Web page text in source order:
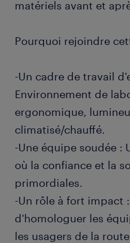
matériels avant et
Pourquoi rejoindre
-Un cadre de travail
Environnement de
ergonomique,
climatisé/chauffé.
-Une équipe soudée :
où la confiance et la
primordiales.
-Un rôle à fort impact
d'homologuer les
les usagers de la